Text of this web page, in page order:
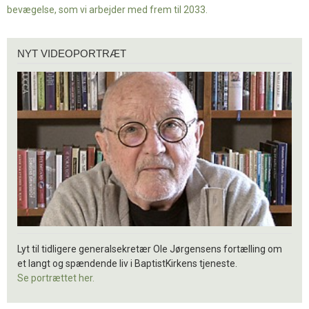
bevægelse, som vi arbejder med frem til 2033.
videoportræt
NYT VIDEOPORTRÆT
Lyt til tidligere generalsekretær Ole Jørgensens fortælling om
et langt og spændende liv i BaptistKirkens tjeneste.
Se portrættet her.